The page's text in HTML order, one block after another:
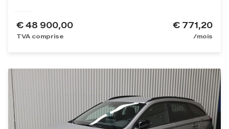
€ 48 900,00
TVA comprise
€ 771,20
/mois